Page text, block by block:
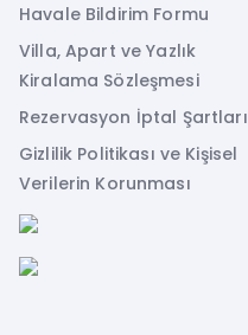
Havale Bildirim Formu
Villa, Apart ve Yazlık
Kiralama Sözleşmesi
Rezervasyon İptal Şartları
Gizlilik Politikası ve Kişisel
Verilerin Korunması